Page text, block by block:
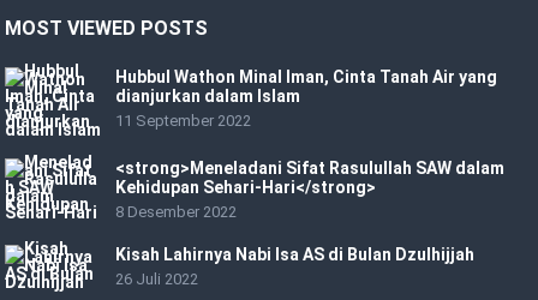
MOST VIEWED POSTS
Hubbul Wathon Minal Iman, Cinta Tanah Air yang
dianjurkan dalam Islam
11 September 2022
<strong>Meneladani Sifat Rasulullah SAW dalam
Kehidupan Sehari-Hari</strong>
8 Desember 2022
Kisah Lahirnya Nabi Isa AS di Bulan Dzulhijjah
26 Juli 2022